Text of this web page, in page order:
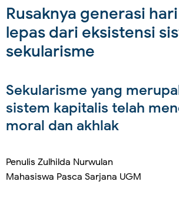
Rusaknya generasi
lepas dari eksistensi
sekularisme
Sekularisme yang
sistem kapitalis telah
moral dan akhlak
Penulis Zulhilda Nurwulan
Mahasiswa Pasca Sarjana UGM